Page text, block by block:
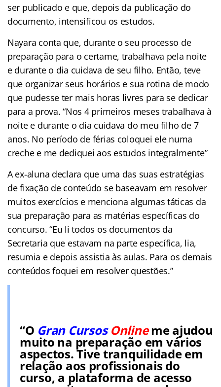
ser publicado e que, depois da publicação do
documento, intensificou os estudos.
Nayara conta que, durante o seu processo de
preparação para o certame, trabalhava pela noite
e durante o dia cuidava de seu filho. Então, teve
que organizar seus horários e sua rotina de modo
que pudesse ter mais horas livres para se dedicar
para a prova. “Nos 4 primeiros meses trabalhava à
noite e durante o dia cuidava do meu filho de 7
anos. No período de férias coloquei ele numa
creche e me dediquei aos estudos integralmente”
A ex-aluna declara que uma das suas estratégias
de fixação de conteúdo se baseavam em resolver
muitos exercícios e menciona algumas táticas da
sua preparação para as matérias específicas do
concurso. “Eu li todos os documentos da
Secretaria que estavam na parte específica, lia,
resumia e depois assistia às aulas. Para os demais
conteúdos foquei em resolver questões.”
“O Gran Cursos Onlineme ajudou
muito na preparação em vários
aspectos. Tive tranquilidade em
relação aos profissionais do
curso, a plataforma de acesso